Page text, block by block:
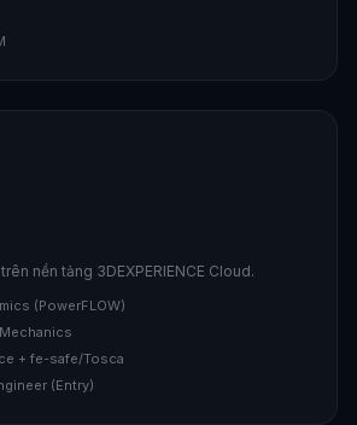
nền tảng 3DEXPERIENCE Cloud.
(PowerFLOW)
+ fe-safe/Tosca
(Entry)